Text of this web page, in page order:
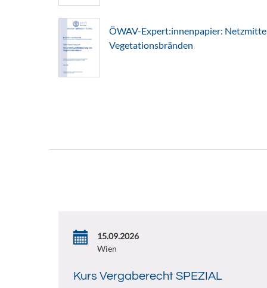
ÖWAV-Expert:innenpapier:
Vegetationsbränden
15.09.2026
Wien
Kurs Vergaberecht SPEZIAL